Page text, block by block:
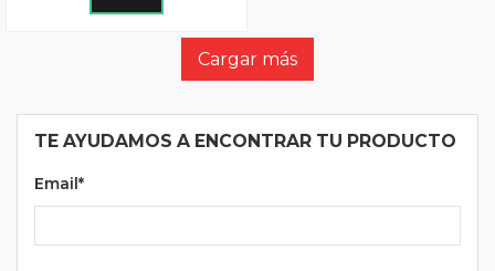
Cargar más
TE AYUDAMOS A ENCONTRAR TU PRODUCTO
Email*